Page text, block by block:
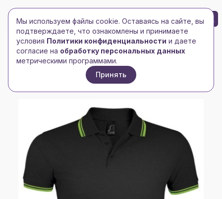
Toggle navigation
Toggle navigation
БРЕНД-ЛОГО 0
Главная/Рубашки поло/Мужские рубашки поло/
Рубашка поло мужская Pasadena Men 200 с
контрастной отделкой, черная с зеленым
Мы используем файлы cookie. Оставаясь на сайте, вы
подтверждаете, что ознакомлены и принимаете
условия Политики конфиденциальности и даете
согласие на обработку персональных данных
метрическими программами.
Принять